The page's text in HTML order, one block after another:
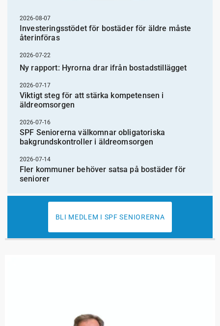
2026-08-07
Investeringsstödet för bostäder för äldre måste
återinföras
2026-07-22
Ny rapport: Hyrorna drar ifrån bostadstillägget
2026-07-17
Viktigt steg för att stärka kompetensen i
äldreomsorgen
2026-07-16
SPF Seniorerna välkomnar obligatoriska
bakgrundskontroller i äldreomsorgen
2026-07-14
Fler kommuner behöver satsa på bostäder för
seniorer
BLI MEDLEM I SPF SENIORERNA